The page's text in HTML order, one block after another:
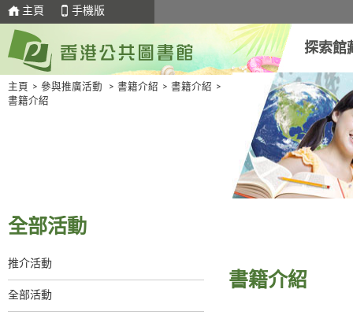
主頁 手機版
探索館
主頁 > 參與推廣活動 > 書籍介紹 > 書籍介紹 >
書籍介紹
全部活動
推介活動
全部活動
書籍介紹